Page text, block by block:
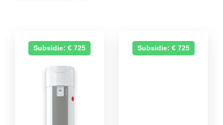
Subsidie: € 725 Subsidie: € 725